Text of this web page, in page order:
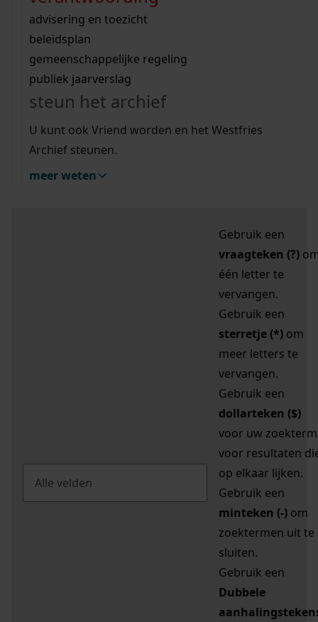
bouwvergunningen
omgevingsvergunningen
vergunningen
beeld en geluid
uitleg nodig?
Wij helpen u op weg met een aantal zoektips.
bekijk alle zoektips
Wij helpen u op weg met een aantal zoektips.
bekijk alle zoektips
bekijk ons geschiedenislokaal
advisering en toezicht
beleidsplan
gemeenschappelijke regeling
publiek jaarverslag
steun het archief
U kunt ook Vriend worden en het Westfries
Archief steunen.
meer weten
zoektips
Mijn Studiezaal (inloggen)
uw zoekopdracht te
Gebruik een
vraagteken (?)
één letter te
vervangen.
Gebruik een
sterretje (*) om
meer letters te
vervangen.
Gebruik een
dollarteken ($)
voor uw zoekterm
voor resultaten
op elkaar lijken.
Gebruik een
minteken (-) om
zoektermen uit te
sluiten.
Gebruik een
Dubbele